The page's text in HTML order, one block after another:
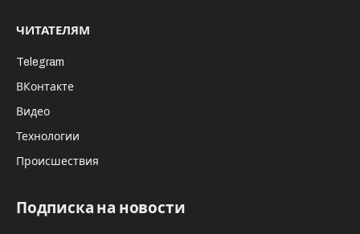
ЧИТАТЕЛЯМ
Telegram
ВКонтакте
Видео
Технологии
Происшествия
Подписка на новости